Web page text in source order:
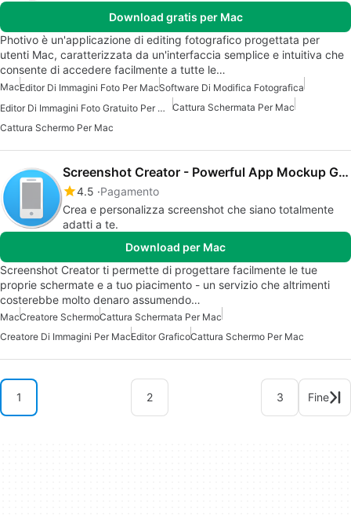
Download gratis per Mac
Photivo è un'applicazione di editing fotografico progettata per
utenti Mac, caratterizzata da un'interfaccia semplice e intuitiva che
consente di accedere facilmente a tutte le…
MacEditor Di Immagini Foto Per MacSoftware Di Modifica Fotografica
Editor Di Immagini Foto Gratuito Per Mac
Cattura Schermata Per Mac
Cattura Schermo Per Mac
Screenshot Creator - Powerful App Mockup Generator
4.5 Pagamento
Crea e personalizza screenshot che siano totalmente
adatti a te.
Download per Mac
Screenshot Creator ti permette di progettare facilmente le tue
proprie schermate e a tuo piacimento - un servizio che altrimenti
costerebbe molto denaro assumendo…
MacCreatore SchermoCattura Schermata Per Mac
Creatore Di Immagini Per MacEditor GraficoCattura Schermo Per Mac
1 2 3 Fine